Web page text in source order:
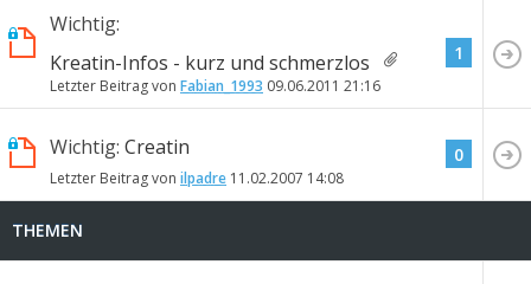
Wichtig:
Kreatin-Infos - kurz und schmerzlos
Letzter Beitrag von Fabian_1993 09.06.2011 21:16
1
Wichtig: Creatin
Letzter Beitrag von ilpadre 11.02.2007 14:08
0
THEMEN